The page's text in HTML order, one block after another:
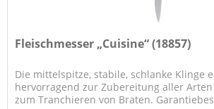
Fleischmesser „Cuisine“ (18857)
Die mittelspitze, stabile, schlanke Klinge
hervorragend zur Zubereitung aller
zum Tranchieren von Braten.